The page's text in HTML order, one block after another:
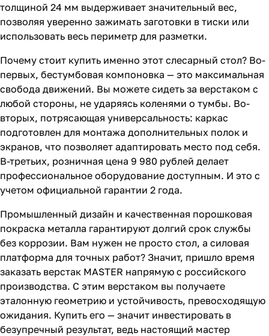
толщиной 24 мм выдерживает значительный вес,
позволяя уверенно зажимать заготовки в тиски или
использовать весь периметр для разметки.
Почему стоит купить именно этот слесарный стол? Во-
первых, бестумбовая компоновка — это максимальная
свобода движений. Вы можете сидеть за верстаком с
любой стороны, не ударяясь коленями о тумбы. Во-
вторых, потрясающая универсальность: каркас
подготовлен для монтажа дополнительных полок и
экранов, что позволяет адаптировать место под себя.
В-третьих, розничная цена 9 980 рублей делает
профессиональное оборудование доступным. И это с
учетом официальной гарантии 2 года.
Промышленный дизайн и качественная порошковая
покраска металла гарантируют долгий срок службы
без коррозии. Вам нужен не просто стол, а силовая
платформа для точных работ? Значит, пришло время
заказать верстак MASTER напрямую с российского
производства. С этим верстаком вы получаете
эталонную геометрию и устойчивость, превосходящую
ожидания. Купить его — значит инвестировать в
безупречный результат, ведь настоящий мастер